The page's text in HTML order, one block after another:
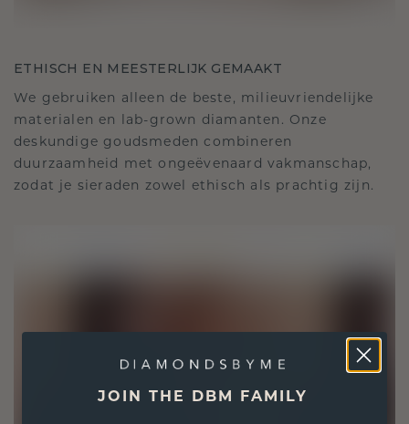
ETHISCH EN MEESTERLIJK GEMAAKT
We gebruiken alleen de beste, milieuvriendelijke
materialen en lab-grown diamanten. Onze
deskundige goudsmeden combineren
duurzaamheid met ongeëvenaard vakmanschap,
zodat je sieraden zowel ethisch als prachtig zijn.
JOIN THE DBM FAMILY